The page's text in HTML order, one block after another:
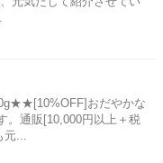
おだやかな
。通販[10,000円以上＋税
...